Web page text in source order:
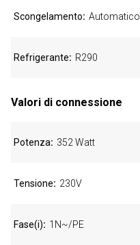
Scongelamento Automatico
Refrigerante R290
Valori di connessione
Potenza 352 Watt
Tensione 230V
Fase(i) 1N~/PE